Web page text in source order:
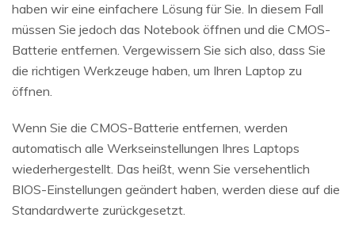
haben wir eine einfachere Lösung für Sie. In diesem Fall
müssen Sie jedoch das Notebook öffnen und die CMOS-
Batterie entfernen. Vergewissern Sie sich also, dass Sie
die richtigen Werkzeuge haben, um Ihren Laptop zu
öffnen.
Wenn Sie die CMOS-Batterie entfernen, werden
automatisch alle Werkseinstellungen Ihres Laptops
wiederhergestellt. Das heißt, wenn Sie versehentlich
BIOS-Einstellungen geändert haben, werden diese auf die
Standardwerte zurückgesetzt.